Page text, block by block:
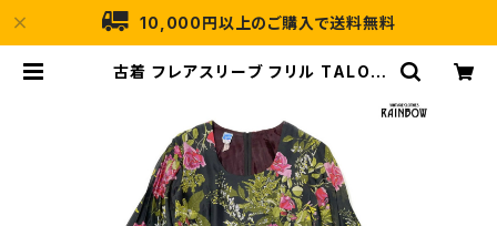
10,000円以上のご購入で送料無料
古着 フレアスリーブ フリル TALON
ス 黒 (otu2402012) | 古着屋RAI
NBOW